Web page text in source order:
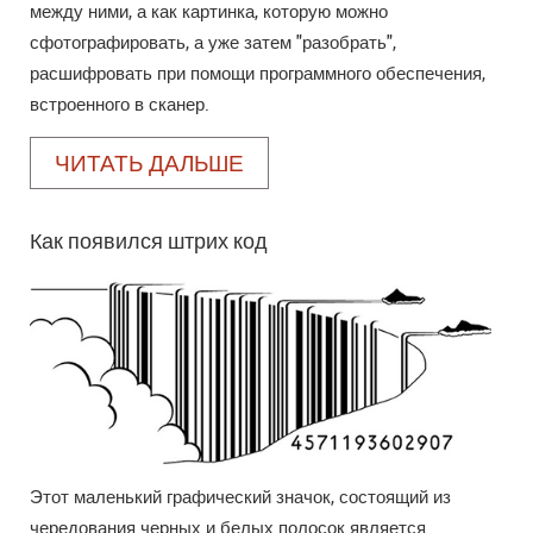
между ними, а как картинка, которую можно
сфотографировать, а уже затем "разобрать",
расшифровать при помощи программного обеспечения,
встроенного в сканер.
ЧИТАТЬ ДАЛЬШЕ
Как появился штрих код
Этот маленький графический значок, состоящий из
чередования черных и белых полосок является